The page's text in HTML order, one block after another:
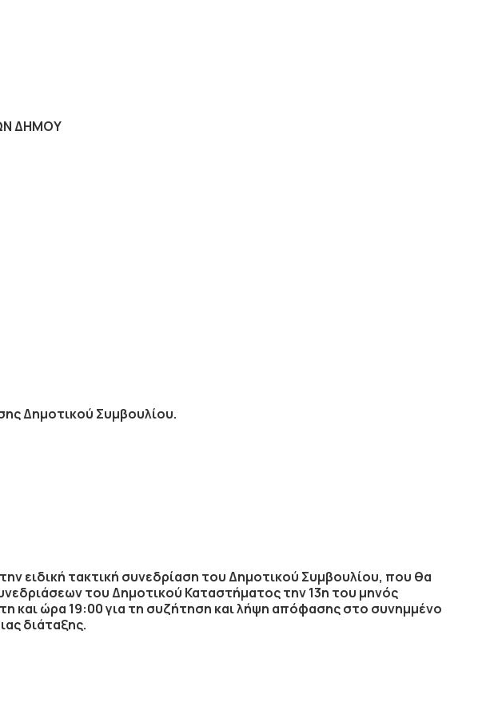
ΔΗΜΟΥ
Δημοτικού Συμβουλίου.
ειδική τακτική συνεδρίαση του Δημοτικού Συμβουλίου, που θα
του Δημοτικού Καταστήματος την13η του μηνός
και ώρα 19:00για τη συζήτηση και λήψη απόφασης στο συνημμένο
διάταξης.